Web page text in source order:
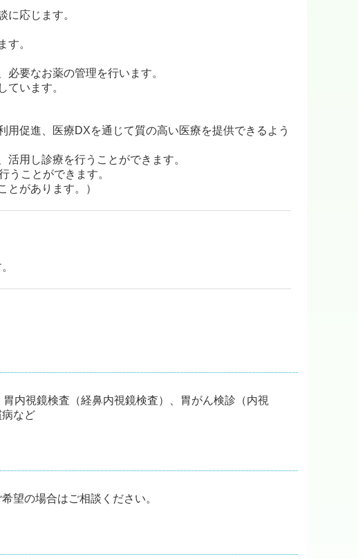
に応じます。
す。
要なお薬の管理を行います。
ています。
促進、医療DXを通じて質の高い医療を提供できるよう
用し診療を行うことができます。
うことができます。
とがあります。）
内視鏡検査（経鼻内視鏡検査）、胃がん検診（内視
など
望の場合はご相談ください。